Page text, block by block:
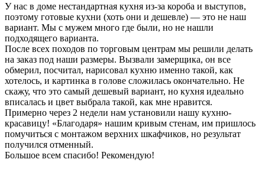
У нас в доме нестандартная кухня из-за короба и выступов,
поэтому готовые кухни (хоть они и дешевле) — это не наш
вариант. Мы с мужем много где были, но не нашли
подходящего варианта.
После всех походов по торговым центрам мы решили делать
на заказ под наши размеры. Вызвали замерщика, он все
обмерил, посчитал, нарисовал кухню именно такой, как
хотелось, и картинка в голове сложилась окончательно. Не
скажу, что это самый дешевый вариант, но кухня идеально
вписалась и цвет выбрала такой, как мне нравится.
Примерно через 2 недели нам установили нашу кухню-
красавицу! «Благодаря» нашим кривым стенам, им пришлось
помучиться с монтажом верхних шкафчиков, но результат
получился отменный.
Большое всем спасибо! Рекомендую!